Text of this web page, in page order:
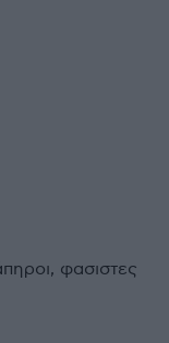
φασιστες